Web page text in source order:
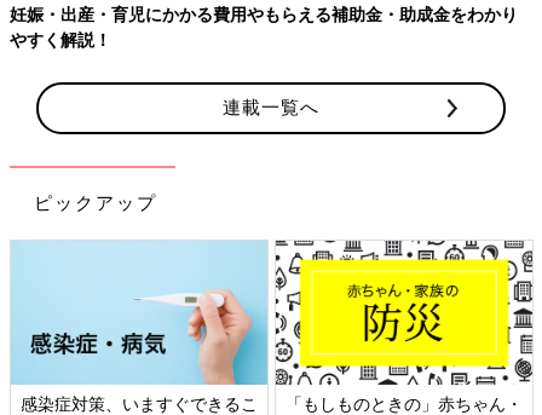
妊娠・出産・育児にかかる費用やもらえる補助金・助成金をわかり
やすく解説！
連載一覧へ
ピックアップ
感染症対策、いますぐできるこ
「もしものときの」赤ちゃん・